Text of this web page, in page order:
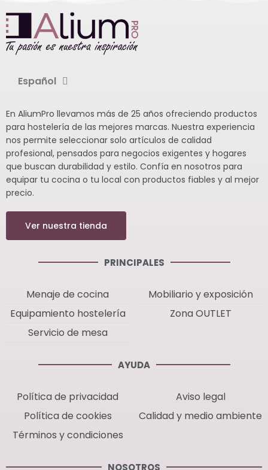
Español
En AliumPro llevamos más de 25 años ofreciendo productos
para hostelería de las mejores marcas. Nuestra experiencia
nos permite seleccionar solo artículos de calidad
profesional, pensados para negocios exigentes y hogares
que buscan durabilidad y estilo. Confía en nosotros para
equipar tu cocina o tu local con productos fiables y al mejor
precio.
Ver nuestra tienda
PRINCIPALES
Menaje de cocina
Equipamiento hostelería
Servicio de mesa
Mobiliario y exposición
Zona OUTLET
AYUDA
Política de privacidad
Política de cookies
Términos y condiciones
Aviso legal
Calidad y medio ambiente
NOSOTROS